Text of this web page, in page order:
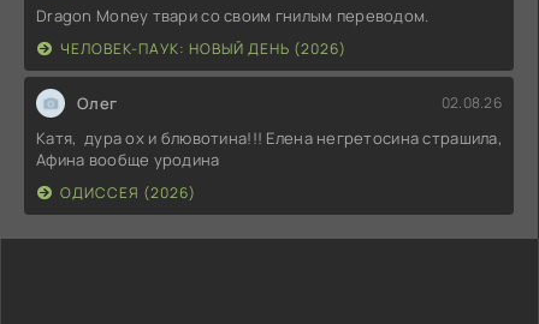
Dragon Money твари со своим гнилым переводом.
ЧЕЛОВЕК-ПАУК: НОВЫЙ ДЕНЬ (2026)
Олег 02.08.26
Катя, дура ох и блювотина!!! Елена негретосина страшила,
Афина вообще уродина
ОДИССЕЯ (2026)